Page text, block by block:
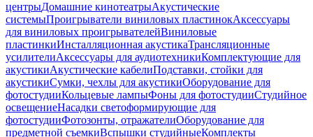
центрыДомашние кинотеатрыАкустические
системыПроигрыватели виниловых пластинокАксессуары
для виниловых проигрывателейВиниловые
пластинкиИнсталляционная акустикаТрансляционные
усилителиАксессуары для аудиотехникиКомплектующие для
акустикиАкустические кабелиПодставки, стойки для
акустикиСумки, чехлы для акустикиОборудование для
фотостудииКольцевые лампыФоны для фотостудииСтудийное
освещениеНасадки светоформирующие для
фотостудииФотозонты, отражателиОборудование для
предметной съемкиВспышки студийныеКомплекты